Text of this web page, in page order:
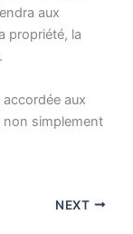
aux
propriété, la
accordée aux
non simplement
NEXT